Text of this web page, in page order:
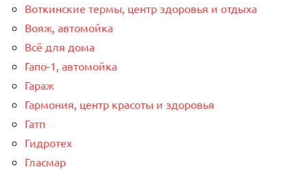
Воткинские термы, центр здоровья и отдыха
Вояж, автомойка
Всё для дома
Гапо-1, автомойка
Гараж
Гармония, центр красоты и здоровья
Гатп
Гидротех
Гласмар